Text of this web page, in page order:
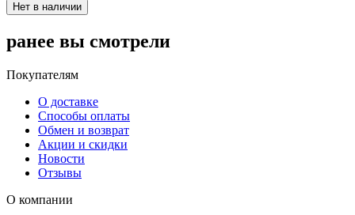
Нет в наличии
ранее вы смотрели
Покупателям
О доставке
Способы оплаты
Обмен и возврат
Акции и скидки
Новости
Отзывы
О компании